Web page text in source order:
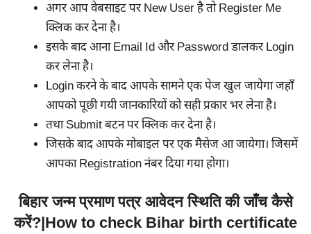
अगर आप वेबसाइट पर New User है तो Register Me
क्लिक कर देना है।
इसके बाद आना Email Id और Password डालकर Login
कर लेना है।
Login करने के बाद आपके सामने एक पेज खुल जायेगा जहाँ
आपको पूछी गयी जानकारियों को सही प्रकार भर लेना है।
तथा Submit बटन पर क्लिक कर देना है।
जिसके बाद आपके मोबाइल पर एक मैसेज आ जायेगा। जिसमें
आपका Registration नंबर दिया गया होगा।
बिहार जन्म प्रमाण पत्र आवेदन स्थिति की जाँच कैसे
करें?|How to check Bihar birth certificate